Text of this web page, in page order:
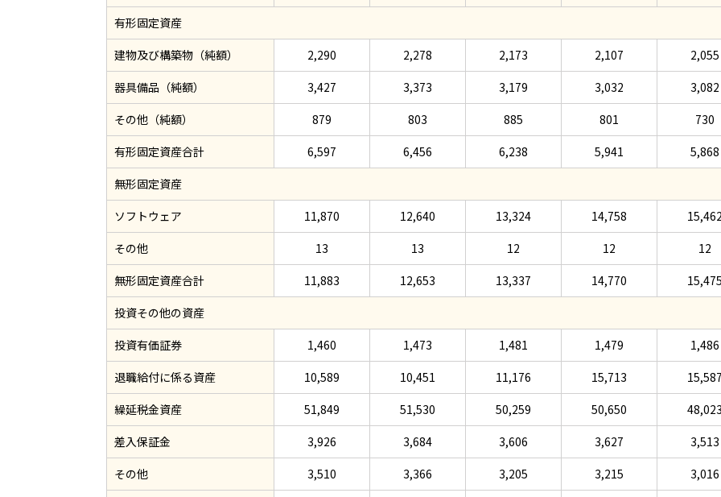
有形固定資産
建物及び構築物（純額）
2,290 2,278 2,173 2,107
2,055
器具備品（純額）
3,427 3,373 3,179 3,032
3,082
その他（純額）
879 803 885 801
730
有形固定資産合計
6,597 6,456 6,238 5,941
5,868
無形固定資産
ソフトウェア
11,870 12,640 13,324 14,758
15,462
その他
13 13 12 12
12
無形固定資産合計
11,883 12,653 13,337 14,770
15,475
投資その他の資産
投資有価証券
1,460 1,473 1,481 1,479
1,486
退職給付に係る資産
10,589 10,451 11,176 15,713
15,587
繰延税金資産
51,849 51,530 50,259 50,650
48,023
差入保証金
3,926 3,684 3,606 3,627
3,513
その他
3,510 3,366 3,205 3,215
3,016